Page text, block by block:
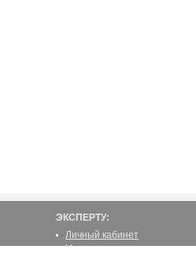
ЭКСПЕРТУ:
Личный кабинет
Написать статью